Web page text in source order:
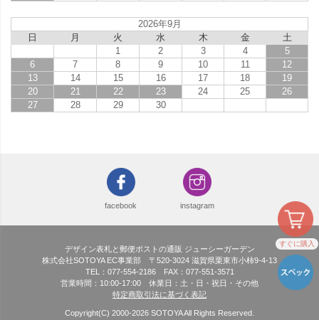
すぐに購入
2026年9月
日
月 火 水 木 金
土
1
2 3 4
5
6
7 8 9 10 11
12
13
14 15 16 17 18
19
20
21 22 23 24 25
26
27
28 29 30
facebook instagram
デザイン表札と郵便ポストの通販 ジューシーガーデン
株式会社SOTOYA EC事業部 〒520-3024 滋賀県栗東市小柿9-4-13
TEL：077-554-2186 FAX：077-551-3571
営業時間：10:00-17:00 休業日：土・日・祝日・その他
特定商取引法に基づく表記
Copyright(C) 2000-2026 SOTOYA All Rights Reserved.